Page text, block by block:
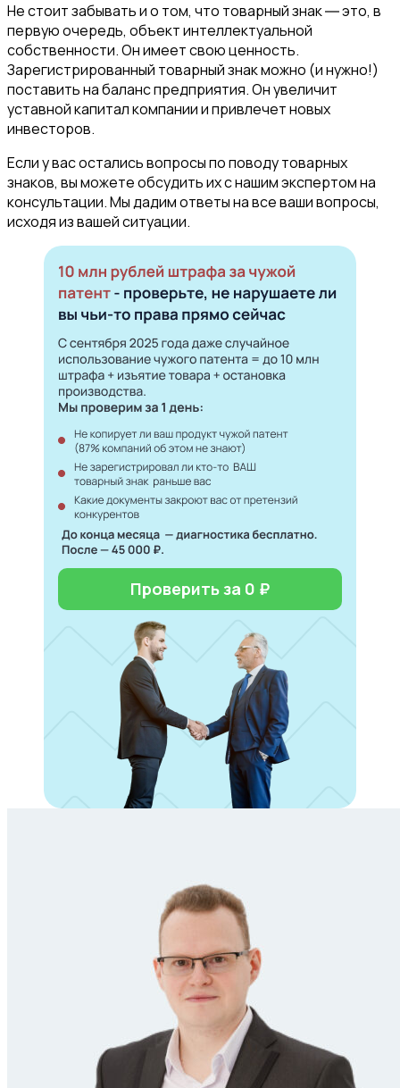
Не стоит забывать и о том, что товарный знак ― это, в
первую очередь, объект интеллектуальной
собственности. Он имеет свою ценность.
Зарегистрированный товарный знак можно (и нужно!)
поставить на баланс предприятия. Он увеличит
уставной капитал компании и привлечет новых
инвесторов.
Если у вас остались вопросы по поводу товарных
знаков, вы можете обсудить их с нашим экспертом на
консультации. Мы дадим ответы на все ваши вопросы,
исходя из вашей ситуации.
Проверить за 0 ₽